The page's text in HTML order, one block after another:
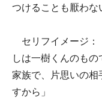
つけることも厭わな
セリフイメージ：
しは一樹くんのも
家族で、片思いの相
すから」